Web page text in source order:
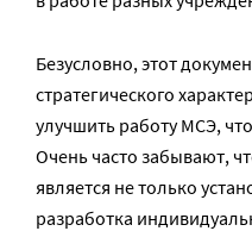
Безусловно, этот
стратегического
улучшить работу МСЭ,
Очень часто забывают,
является не только
разработка